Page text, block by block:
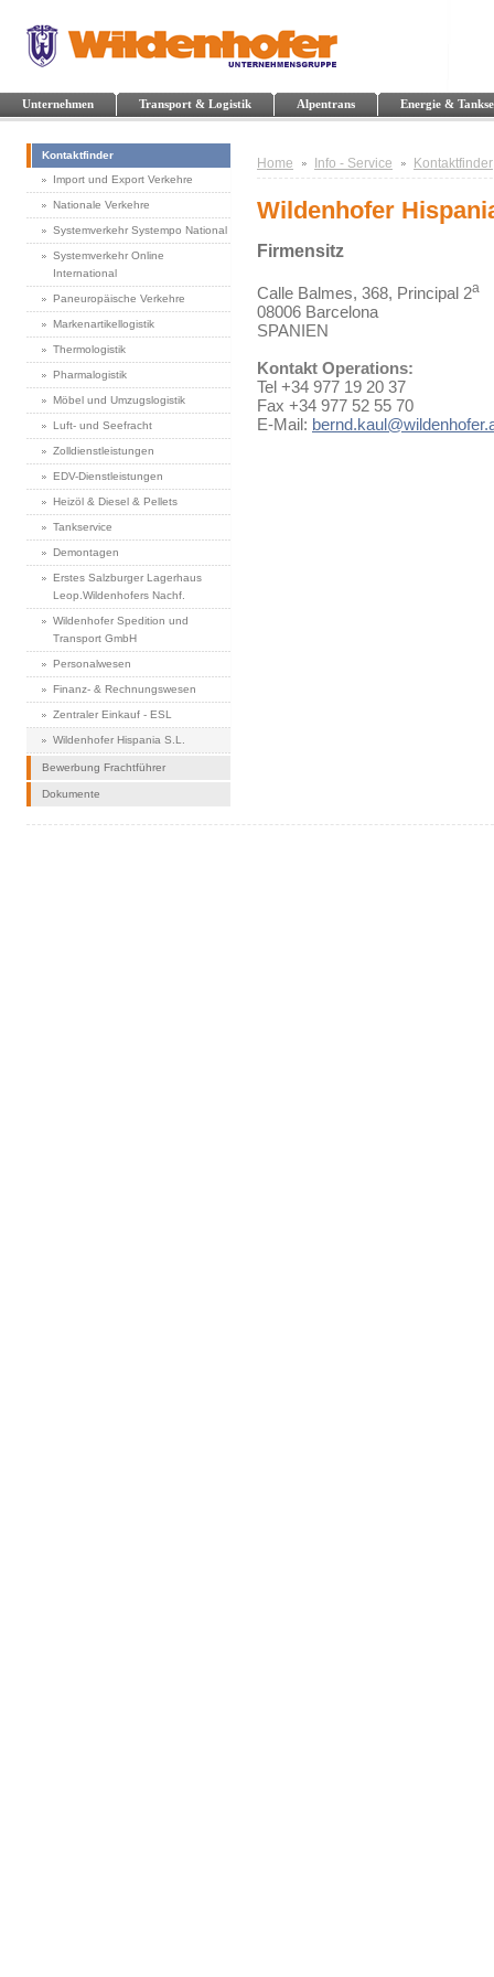
Unternehmen Transport & Logistik Alpentrans Energie &
Kontaktfinder
Import und Export Verkehre
Nationale Verkehre
Systemverkehr Systempo National
Systemverkehr Online
International
Paneuropäische Verkehre
Markenartikellogistik
Thermologistik
Pharmalogistik
Möbel und Umzugslogistik
Luft- und Seefracht
Zolldienstleistungen
EDV-Dienstleistungen
Heizöl & Diesel & Pellets
Tankservice
Demontagen
Erstes Salzburger Lagerhaus
Leop.Wildenhofers Nachf.
Wildenhofer Spedition und
Transport GmbH
Personalwesen
Finanz- & Rechnungswesen
Zentraler Einkauf - ESL
Wildenhofer Hispania S.L.
Bewerbung Frachtführer
Dokumente
Home Info - Service Kontaktfinder
Wildenhofer
Firmensitz
Calle Balmes, 368, Principal 2a
08006 Barcelona
SPANIEN
Kontakt Operations:
Tel +34 977 19 20 37
Fax +34 977 52 55 70
E-Mail: